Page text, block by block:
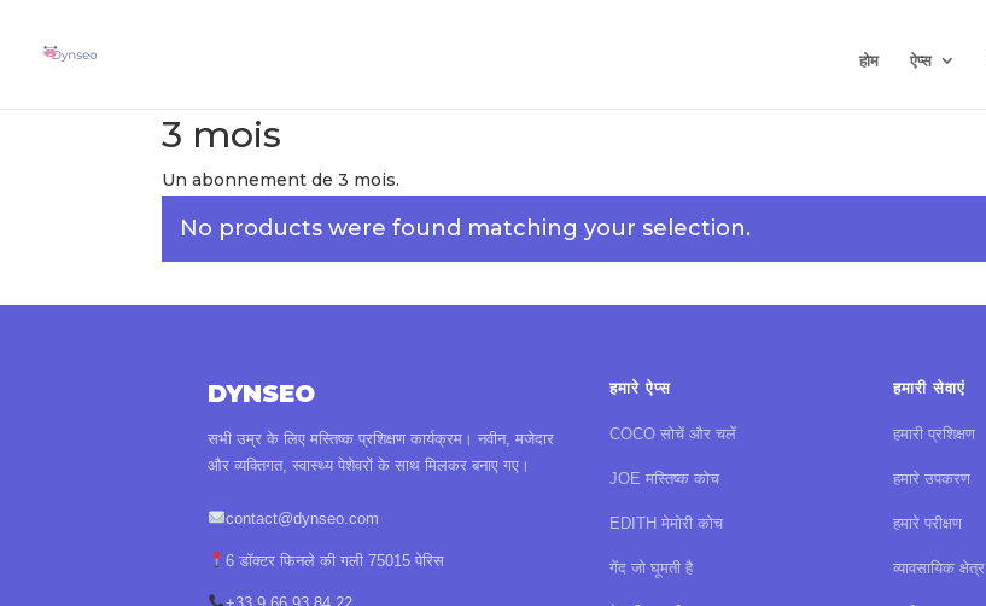
होम ऐप्स
3 mois
Un abonnement de 3 mois.
No products were found matching your selection.
DYNSEO
सभी उम्र के लिए मस्तिष्क प्रशिक्षण कार्यक्रम। नवीन, मजेदार
और व्यक्तिगत, स्वास्थ्य पेशेवरों के साथ मिलकर बनाए गए।
contact@dynseo.com
6 डॉक्टर फिनले की गली 75015 पेरिस
हमारे ऐप्स
COCO सोचें और चलें
JOE मस्तिष्क कोच
EDITH मेमोरी कोच
गेंद जो घूमती है
हमारी सेवाएं
हमारी प्रशिक्षण
हमारे उपकरण
हमारे परीक्षण
व्यावसायिक क्षेत्र